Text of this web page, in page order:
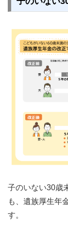
子のいない30歳
も、遺族厚生年
す。